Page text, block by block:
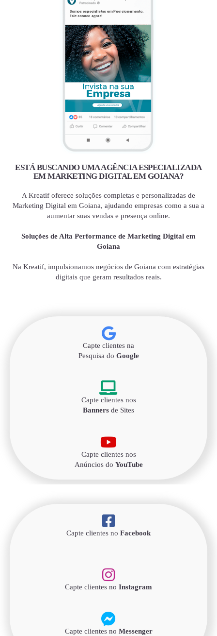
ESTÁ BUSCANDO UMA AGÊNCIA ESPECIALIZADA
EM MARKETING DIGITAL EM GOIANA?
A Kreatif oferece soluções completas e personalizadas de
Marketing Digital em Goiana, ajudando empresas como a sua a
aumentar suas vendas e presença online.
Soluções de Alta Performance de Marketing Digital em
Goiana
Na Kreatif, impulsionamos negócios de Goiana com estratégias
digitais que geram resultados reais.
Capte clientes na
Pesquisa do Google
Capte clientes nos
Banners de Sites
Capte clientes nos
Anúncios do YouTube
Capte clientes no Facebook
Capte clientes no Instagram
Capte clientes no Messenger